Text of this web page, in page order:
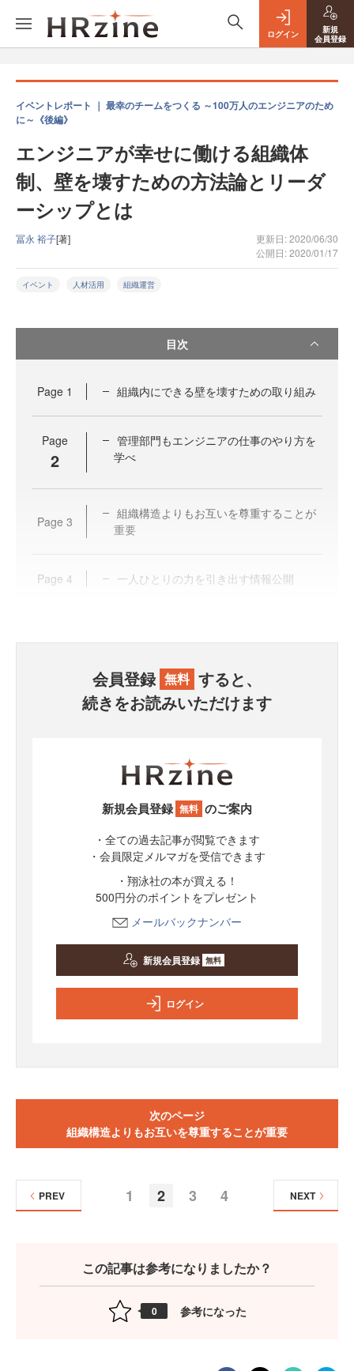
ログイン
新規
会員登録
イベントレポート ｜ 最幸のチームをつくる ～100万人のエンジニアのため
に～《後編》
エンジニアが幸せに働ける組織体
制、壁を壊すための方法論とリーダ
ーシップとは
冨永 裕子[著]
更新日: 2020/06/30
公開日: 2020/01/17
イベント 人材活用 組織運営
目次
Page 1 組織内にできる壁を壊すための取り組み
Page
2
管理部門もエンジニアの仕事のやり方を
学べ
Page 3
組織構造よりもお互いを尊重することが
重要
Page 4 一人ひとりの力を引き出す情報公開
会員登録 無料 すると、
続きをお読みいただけます
新規会員登録 無料 のご案内
・全ての過去記事が閲覧できます
・会員限定メルマガを受信できます
・翔泳社の本が買える！
500円分のポイントをプレゼント
メールバックナンバー
新規会員登録 無料
ログイン
次のページ
組織構造よりもお互いを尊重することが重要
1 2 3 4
PREV NEXT
この記事は参考になりましたか？
0 参考になった